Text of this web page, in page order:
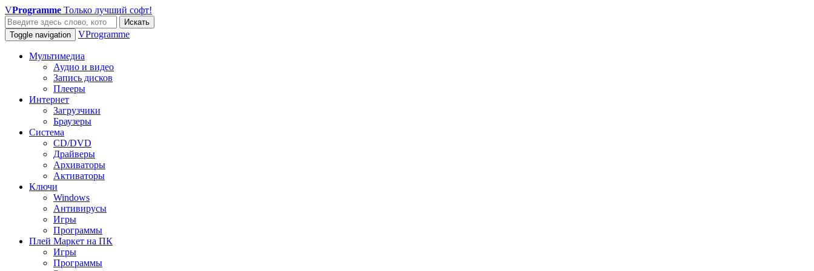
VProgramme Только лучший софт!
Искать
Toggle navigation
VProgramme
Мультимедиа
Аудио и видео
Запись дисков
Плееры
Интернет
Загрузчики
Браузеры
Система
CD/DVD
Драйверы
Архиваторы
Активаторы
Ключи
Windows
Антивирусы
Игры
Программы
Плей Маркет на ПК
Игры
Программы